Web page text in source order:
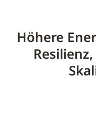
Höhere